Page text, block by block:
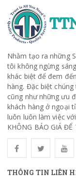
Nhằm tạo ra những
tôi không ngừng
khác biệt để đem
hàng. Đặc biệt
cũng như những ưu
khách hàng ở ngoại
luôn luôn làm việc
KHÔNG BÁO GIÁ
THÔNG TIN LIÊN